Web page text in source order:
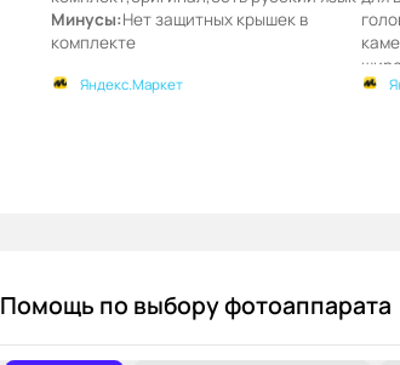
Минусы:Нет защитных крышек в
комплекте
Яндекс.Маркет
Помощь по выбору фотоаппарата